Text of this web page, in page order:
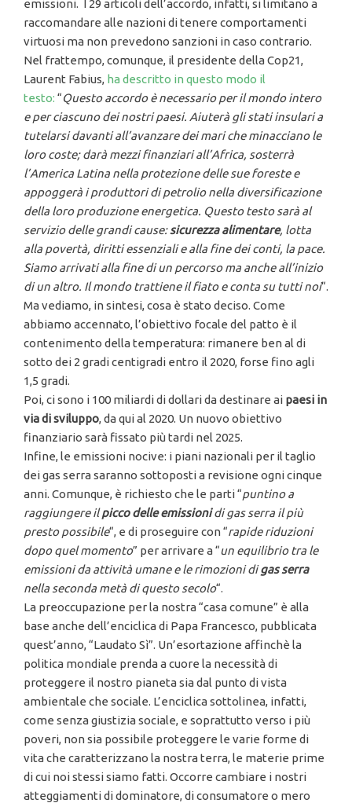
emissioni. I 29 articoli dell’accordo, infatti, si limitano a
raccomandare alle nazioni di tenere comportamenti
virtuosi ma non prevedono sanzioni in caso contrario.
Nel frattempo, comunque, il presidente della Cop21,
Laurent Fabius, ha descritto in questo modo il
testo: “Questo accordo è necessario per il mondo intero
e per ciascuno dei nostri paesi. Aiuterà gli stati insulari a
tutelarsi davanti all’avanzare dei mari che minacciano le
loro coste; darà mezzi finanziari all’Africa, sosterrà
l’America Latina nella protezione delle sue foreste e
appoggerà i produttori di petrolio nella diversificazione
della loro produzione energetica. Questo testo sarà al
servizio delle grandi cause:sicurezza alimentare, lotta
alla povertà, diritti essenziali e alla fine dei conti, la pace.
Siamo arrivati alla fine di un percorso ma anche all’inizio
di un altro. Il mondo trattiene il fiato e conta su tutti noi“.
Ma vediamo, in sintesi, cosa è stato deciso. Come
abbiamo accennato, l’obiettivo focale del patto è il
contenimento della temperatura: rimanere ben al di
sotto dei 2 gradi centigradi entro il 2020, forse fino agli
1,5 gradi.
Poi, ci sono i 100 miliardi di dollari da destinare ai paesi in
via di sviluppo, da qui al 2020. Un nuovo obiettivo
finanziario sarà fissato più tardi nel 2025.
Infine, le emissioni nocive: i piani nazionali per il taglio
dei gas serra saranno sottoposti a revisione ogni cinque
anni. Comunque, è richiesto che le parti “puntino a
raggiungere ilpicco delle emissionidi gas serra il più
presto possibile“, e di proseguire con “rapide riduzioni
dopo quel momento” per arrivare a “un equilibrio tra le
emissioni da attività umane e le rimozioni digas serra
nella seconda metà di questo secolo“.
La preoccupazione per la nostra “casa comune” è alla
base anche dell’enciclica di Papa Francesco, pubblicata
quest’anno, “Laudato Sì”. Un’esortazione affinchè la
politica mondiale prenda a cuore la necessità di
proteggere il nostro pianeta sia dal punto di vista
ambientale che sociale. L’enciclica sottolinea, infatti,
come senza giustizia sociale, e soprattutto verso i più
poveri, non sia possibile proteggere le varie forme di
vita che caratterizzano la nostra terra, le materie prime
di cui noi stessi siamo fatti. Occorre cambiare i nostri
atteggiamenti di dominatore, di consumatore o mero